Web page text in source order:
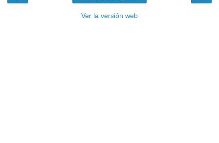
Ver la versión web